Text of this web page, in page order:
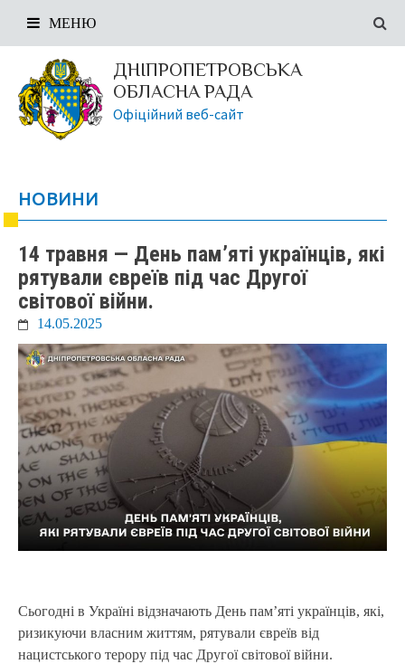
ДНІПРОПЕТРОВСЬКА
ОБЛАСНА РАДА
Офіційний веб-сайт
МЕНЮ
НОВИНИ
14 травня — День памʼяті українців, які
рятували євреїв під час Другої
світової війни.
14.05.2025
Сьогодні в Україні відзначають День памʼяті українців, які,
ризикуючи власним життям, рятували євреїв від
нацистського терору під час Другої світової війни.